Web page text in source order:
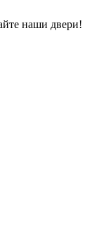
наши двери!